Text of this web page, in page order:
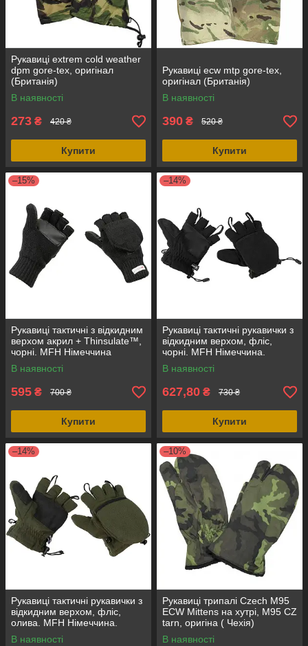
Рукавиці extrem cold weather
dpm gore-tex, оригінал
(Британія)
В наявності
273 ₴ 420 ₴
Купити
Рукавиці ecw mtp gore-tex,
оригінал (Британія)
В наявності
390 ₴ 520 ₴
Купити
–15%
Рукавиці тактичні з відкидним
верхом акрил + Thinsulate™,
чорні. MFH Німеччина
В наявності
595 ₴ 700 ₴
Купити
–14%
Рукавиці тактичні рукавички з
відкидним верхом, фліс,
чорні. MFH Німеччина.
В наявності
627,80 ₴ 730 ₴
Купити
–14%
Рукавиці тактичні рукавички з
відкидним верхом, фліс,
олива. MFH Німеччина.
В наявності
–10%
Рукавиці трипалі Czech M95
ECW Mittens на хутрі, M95 CZ
tarn, оригіна ( Чехія)
В наявності